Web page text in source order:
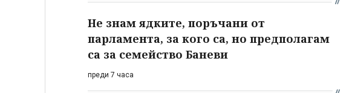
Не знам ядките, поръчани от
парламента, за кого са, но предполагам
са за семейство Баневи
преди 7 часа